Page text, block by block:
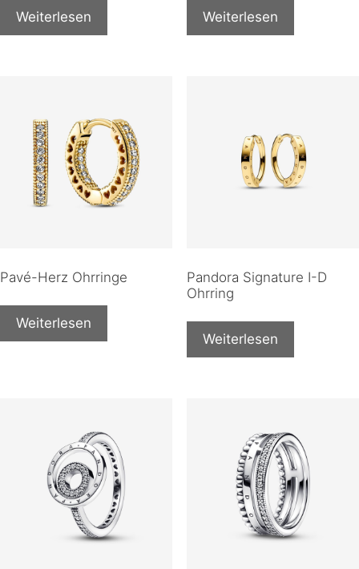
Weiterlesen Weiterlesen
Pavé-Herz Ohrringe
Weiterlesen
Pandora Signature I-D
Ohrring
Weiterlesen